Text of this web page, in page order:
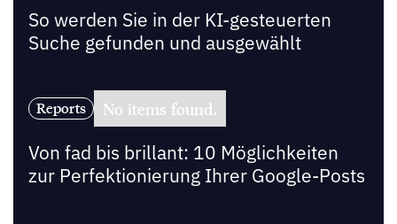
So werden Sie in der KI-gesteuerten
Suche gefunden und ausgewählt
Reports No items found.
Von fad bis brillant: 10 Möglichkeiten
zur Perfektionierung Ihrer Google-Posts